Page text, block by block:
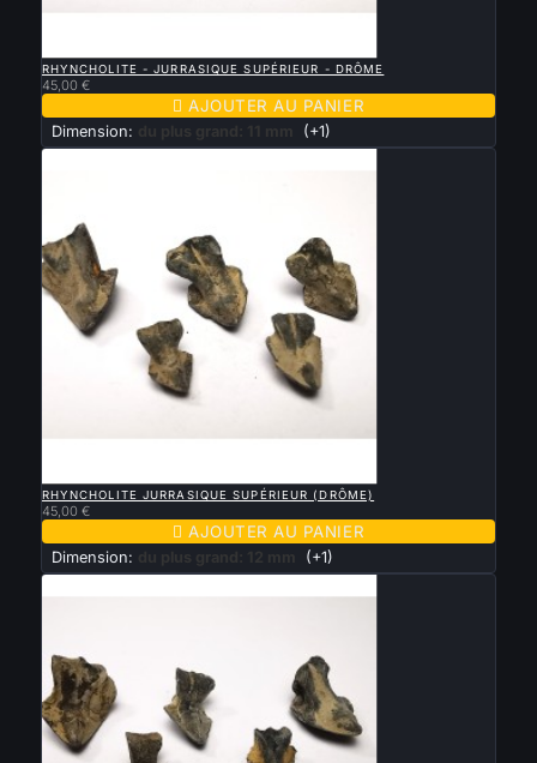
RHYNCHOLITE - JURRASIQUE SUPÉRIEUR - DRÔME
45,00 €
 AJOUTER AU PANIER
Dimension: du plus grand: 11 mm (+1)
RHYNCHOLITE JURRASIQUE SUPÉRIEUR (DRÔME)
45,00 €
 AJOUTER AU PANIER
Dimension: du plus grand: 12 mm (+1)